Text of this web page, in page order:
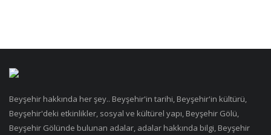
Beyşehir hakkında her şey.. Beyşehir'in tarihi, Beyşehir'in kültürü,
Beyşehir'deki etkinlikler, sosyal ve kültürel yapı, Beyşehir Gölü,
Beyşehir Gölünde bulunan adalar, adalar hakkında bilgi, Beyşehir